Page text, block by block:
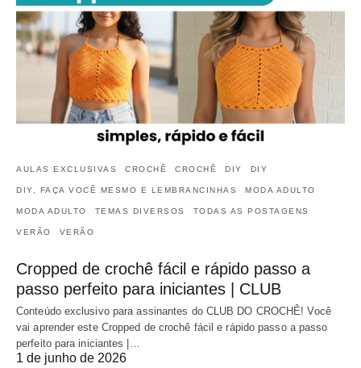
AULAS EXCLUSIVAS CROCHÊ CROCHÊ DIY DIY
DIY, FAÇA VOCÊ MESMO E LEMBRANCINHAS MODA ADULTO
MODA ADULTO TEMAS DIVERSOS TODAS AS POSTAGENS
VERÃO VERÃO
Cropped de crochê fácil e rápido passo a
passo perfeito para iniciantes | CLUB
Conteúdo exclusivo para assinantes do CLUB DO CROCHÊ! Você
vai aprender este Cropped de crochê fácil e rápido passo a passo
perfeito para iniciantes |…
1 de junho de 2026